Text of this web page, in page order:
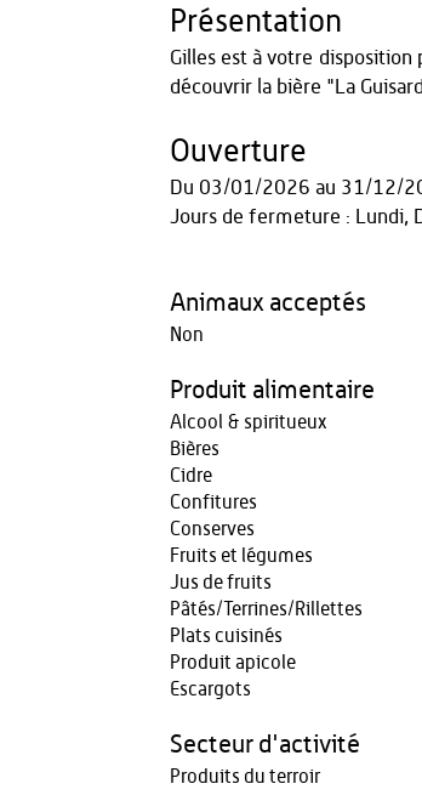
Présentation
Gilles est à votre
découvrir la bière "La
Ouverture
Du 03/01/2026 au 31/12/
Jours de fermeture : Lundi,
Animaux acceptés
Non
Produit alimentaire
Alcool & spiritueux
Bières
Cidre
Confitures
Conserves
Fruits et légumes
Jus de fruits
Pâtés/Terrines/Rillettes
Plats cuisinés
Produit apicole
Escargots
Secteur d'activité
Produits du terroir